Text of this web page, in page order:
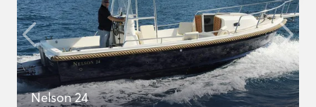
Nelson 24